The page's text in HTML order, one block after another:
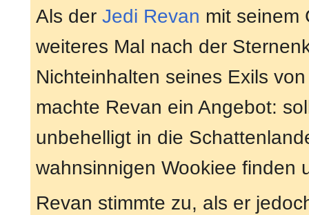
Als der Jedi Revan mit seinem
weiteres Mal nach der
Nichteinhalten seines Exils
machte Revan ein Angebot:
unbehelligt in die
wahnsinnigen Wookiee finden
Revan stimmte zu, als er